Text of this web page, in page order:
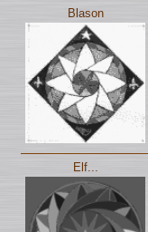
Blason
Elf...